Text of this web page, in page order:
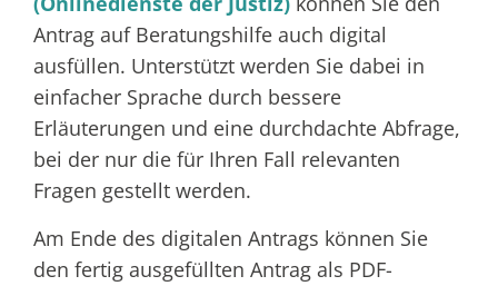
Antrag auf Beratungshilfe auch digital
ausfüllen. Unterstützt werden Sie dabei in
einfacher Sprache durch bessere
Erläuterungen und eine durchdachte Abfrage,
bei der nur die für Ihren Fall relevanten
Fragen gestellt werden.
Am Ende des digitalen Antrags können Sie
den fertig ausgefüllten Antrag als PDF-